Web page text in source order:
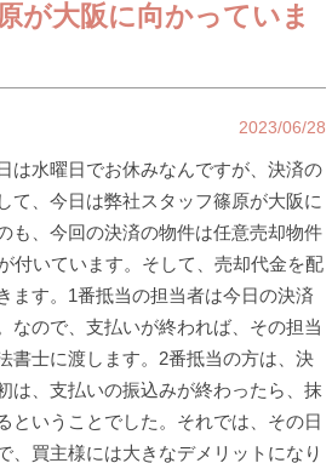
が大阪に向かっていま
2023/06/28
は水曜日でお休みなんですが、決済の
て、今日は弊社スタッフ篠原が大阪に
も、今回の決済の物件は任意売却物件
付いています。そして、売却代金を配
ます。1番抵当の担当者は今日の決済
なので、支払いが終われば、その担当
書士に渡します。2番抵当の方は、決
は、支払いの振込みが終わったら、抹
ということでした。それでは、その日
、買主様には大きなデメリットになり